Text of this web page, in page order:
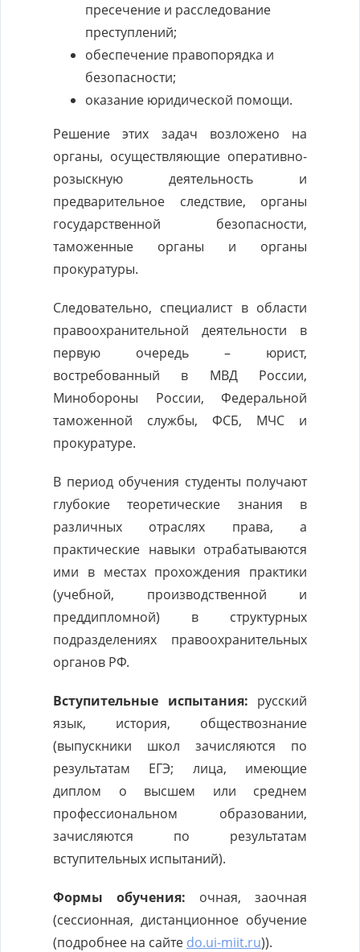
пресечение и расследование
преступлений;
обеспечение правопорядка и
безопасности;
оказание юридической помощи.
Решение этих задач возложено на
органы, осуществляющие оперативно-
розыскную деятельность и
предварительное следствие, органы
государственной безопасности,
таможенные органы и органы
прокуратуры.
Следовательно, специалист в области
правоохранительной деятельности в
первую очередь – юрист,
востребованный в МВД России,
Минобороны России, Федеральной
таможенной службы, ФСБ, МЧС и
прокуратуре.
В период обучения студенты получают
глубокие теоретические знания в
различных отраслях права, а
практические навыки отрабатываются
ими в местах прохождения практики
(учебной, производственной и
преддипломной) в структурных
подразделениях правоохранительных
органов РФ.
Вступительные испытания: русский
язык, история, обществознание
(выпускники школ зачисляются по
результатам ЕГЭ; лица, имеющие
диплом о высшем или среднем
профессиональном образовании,
зачисляются по результатам
вступительных испытаний).
Формы обучения: очная, заочная
(сессионная, дистанционное обучение
(подробнее на сайте do.ui-miit.ru)).